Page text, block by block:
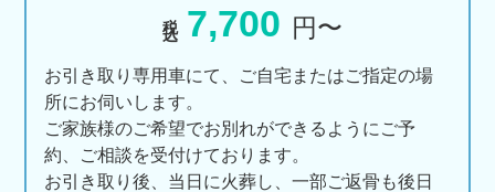
7,700 円〜
お引き取り専用車にて、ご自宅またはご指定の場
所にお伺いします。
ご家族様のご希望でお別れができるようにご予
約、ご相談を受付けております。
お引き取り後、当日に火葬し、一部ご返骨も後日